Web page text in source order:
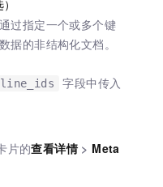
过指定一个或多个键
据的非结构化文档。
字段中传入
片的查看详情> Meta